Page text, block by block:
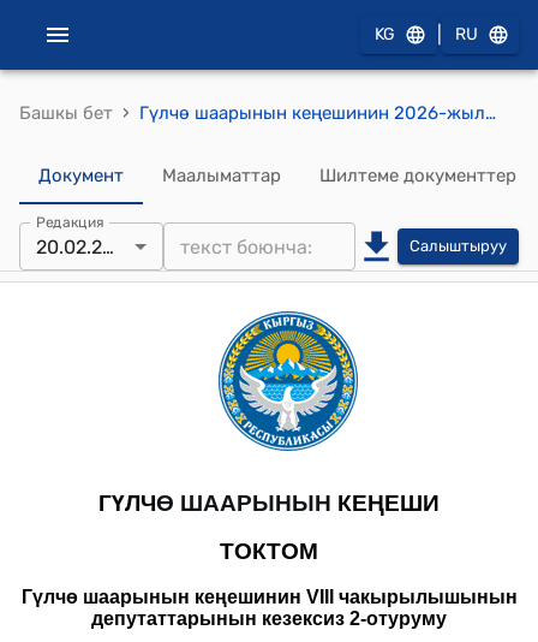
KG RU
Башкы бет › Гүлчө шаарынын кеңешинин 2026-жылдын 20-февралындагы №2/10 Чыйырчык ашуусуна Тооке атанын мемориалдык айкелин орнотуу үчүн 30 чарчы метр жер тилкесин бөлүп берүү жөнүндө токтому
Документ Маалыматтар Шилтеме документтер
Редакция
20.02.2026 Салыштыруу